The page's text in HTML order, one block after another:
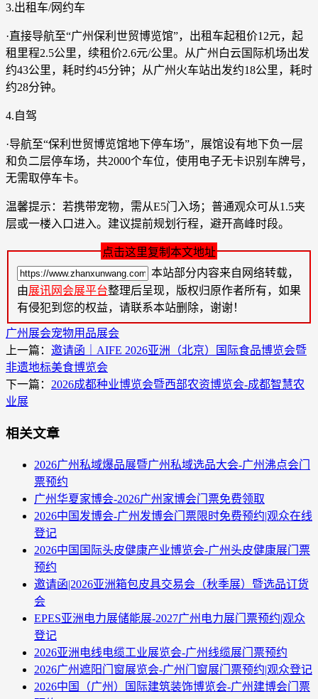
3.出租车/网约车
·直接导航至“广州保利世贸博览馆”，出租车起租价12元，起
租里程2.5公里，续租价2.6元/公里。从广州白云国际机场出发
约43公里，耗时约45分钟；从广州火车站出发约18公里，耗时
约28分钟。
4.自驾
·导航至“保利世贸博览馆地下停车场”，展馆设有地下负一层
和负二层停车场，共2000个车位，使用电子无卡识别车牌号，
无需取停车卡。
温馨提示：若携带宠物，需从E5门入场；普通观众可从1.5夹
层或一楼入口进入。建议提前规划行程，避开高峰时段。
点击这里复制本文地址
本站部分内容来自网络转载，
由展讯网会展平台整理后呈现，版权归原作者所有，如果
有侵犯到您的权益，请联系本站删除，谢谢！
广州展会宠物用品展会
上一篇： 邀请函｜AIFE 2026亚洲（北京）国际食品博览会暨
非遗地标美食博览会
下一篇： 2026成都种业博览会暨西部农资博览会-成都智慧农
业展
相关文章
2026广州私域爆品展暨广州私域选品大会-广州沸点会门
票预约
广州华夏家博会-2026广州家博会门票免费领取
2026中国发博会-广州发博会门票限时免费预约|观众在线
登记
2026中国国际头皮健康产业博览会-广州头皮健康展门票
预约
邀请函|2026亚洲箱包皮具交易会（秋季展）暨选品订货
会
EPES亚洲电力展储能展-2027广州电力展门票预约|观众
登记
2026亚洲电线电缆工业展览会-广州线缆展门票预约
2026广州遮阳门窗展览会-广州门窗展门票预约|观众登记
2026中国（广州）国际建筑装饰博览会-广州建博会门票